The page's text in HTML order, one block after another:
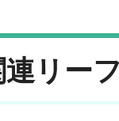
リー